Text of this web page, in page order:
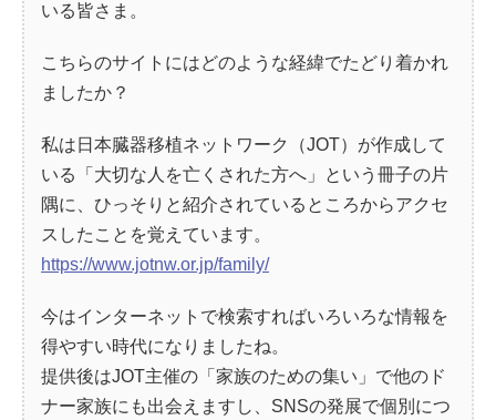
いる皆さま。
こちらのサイトにはどのような経緯でたどり着かれ
ましたか？
私は日本臓器移植ネットワーク（JOT）が作成して
いる「大切な人を亡くされた方へ」という冊子の片
隅に、ひっそりと紹介されているところからアクセ
スしたことを覚えています。
https://www.jotnw.or.jp/family/
今はインターネットで検索すればいろいろな情報を
得やすい時代になりましたね。
提供後はJOT主催の「家族のための集い」で他のド
ナー家族にも出会えますし、SNSの発展で個別につ